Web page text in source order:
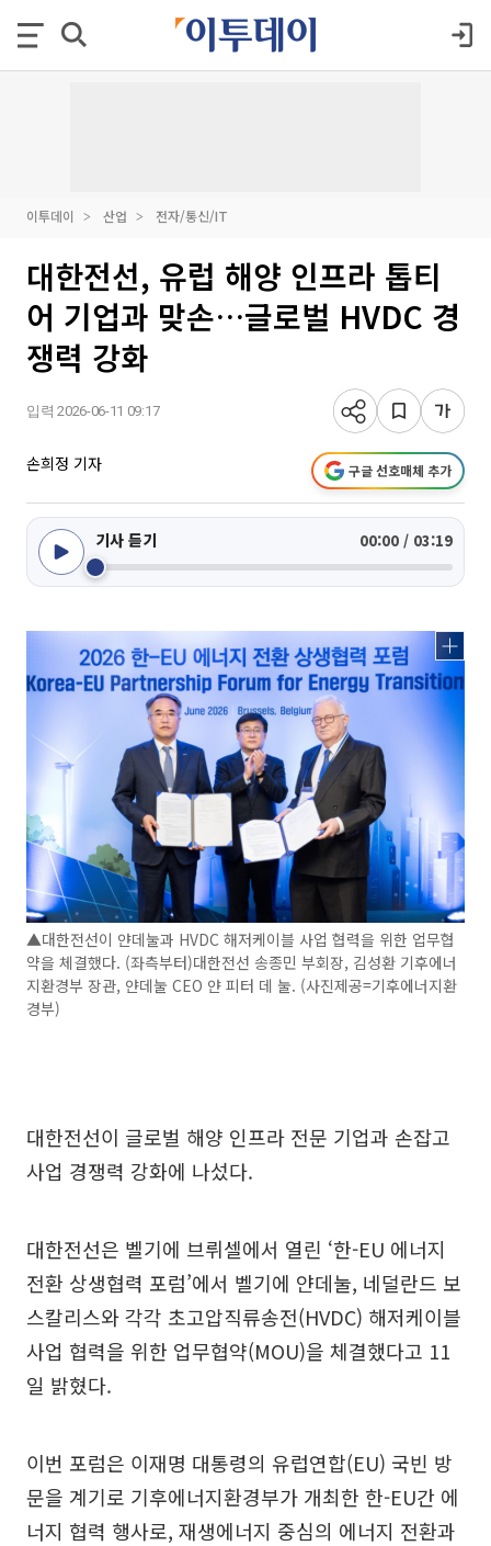
이투데이 산업 전자/통신/IT
대한전선, 유럽 해양 인프라 톱티
어 기업과 맞손…글로벌 HVDC 경
쟁력 강화
입력 2026-06-11 09:17
손희정 기자 구글 선호매체 추가
기사 듣기 00:00 / 03:19
▲대한전선이 얀데눌과 HVDC 해저케이블 사업 협력을 위한 업무협
약을 체결했다. (좌측부터)대한전선 송종민 부회장, 김성환 기후에너
지환경부 장관, 얀데눌 CEO 얀 피터 데 눌. (사진제공=기후에너지환
경부)
대한전선이 글로벌 해양 인프라 전문 기업과 손잡고
사업 경쟁력 강화에 나섰다.
대한전선은 벨기에 브뤼셀에서 열린 ‘한-EU 에너지
전환 상생협력 포럼’에서 벨기에 얀데눌, 네덜란드 보
스칼리스와 각각 초고압직류송전(HVDC) 해저케이블
사업 협력을 위한 업무협약(MOU)을 체결했다고 11
일 밝혔다.
이번 포럼은 이재명 대통령의 유럽연합(EU) 국빈 방
문을 계기로 기후에너지환경부가 개최한 한-EU간 에
너지 협력 행사로, 재생에너지 중심의 에너지 전환과